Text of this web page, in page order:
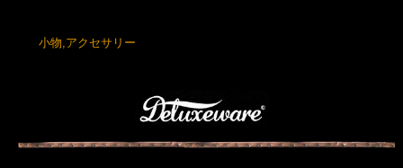
小物,アクセサリー